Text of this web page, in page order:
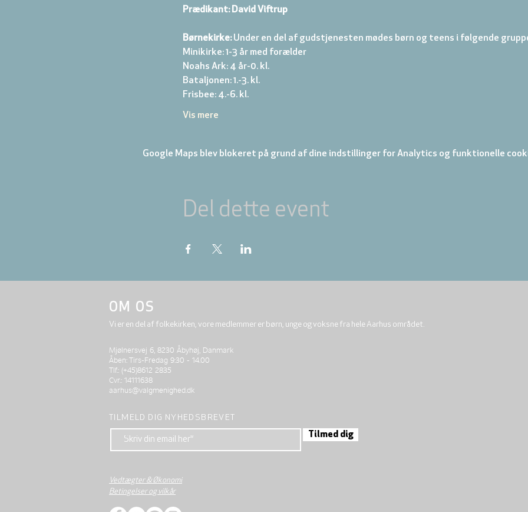
Prædikant: David Viftrup
Børnekirke: Under en del af gudstjenesten mødes børn og teens i følgende
Minikirke: 1-3 år med forælder
Noahs Ark: 4 år-0. kl.
Bataljonen: 1.-3. kl.
Frisbee: 4.-6. kl.
Vis mere
Google Maps blev blokeret på grund af dine indstillinger for Analytics og funktionelle
Del dette event
OM OS
Vi er en del af folkekirken, vore medlemmer er børn, unge og voksne fra hele Aarhus området.
Mjølnersvej 6, 8230 Åbyhøj, Danmark
Åben: Tirs-Fredag 9:30 - 14.00
Tlf.: (+45)8612 2835
Cvr.: 14111638
aarhus@valgmenighed.dk
TILMELD DIG NYHEDSBREVET
Tilmed dig
Vedtægter & Økonomi
Betingelser og vilkår